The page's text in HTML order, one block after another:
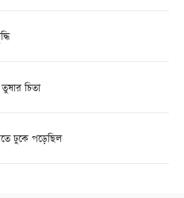
চিতা
ঢুকে পড়েছিল